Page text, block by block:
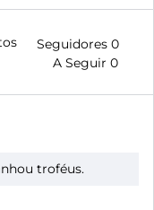
Seguidores 0
A Seguir 0
troféus.